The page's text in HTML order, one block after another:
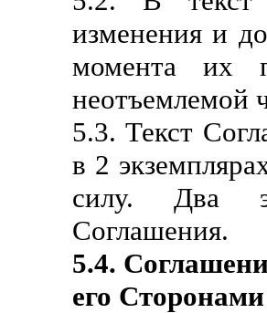
изменения и
момента их
неотъемлемой
5.3. Текст
в 2
силу. Два
Соглашения.
5.4.
его